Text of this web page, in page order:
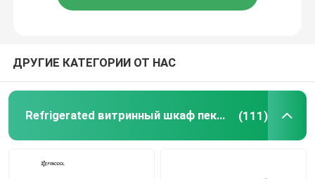
Прогулка в охладителях
ДРУГИЕ КАТЕГОРИИ ОТ НАС
Refrigerated витринный шкаф пекарни (111)